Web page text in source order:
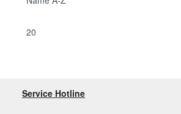
Service Hotline